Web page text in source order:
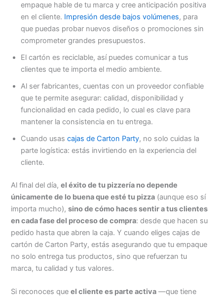
empaque hable de tu marca y cree anticipación positiva
en el cliente. Impresión desde bajos volúmenes, para
que puedas probar nuevos diseños o promociones sin
comprometer grandes presupuestos.
El cartón es reciclable, así puedes comunicar a tus
clientes que te importa el medio ambiente.
Al ser fabricantes, cuentas con un proveedor confiable
que te permite asegurar: calidad, disponibilidad y
funcionalidad en cada pedido, lo cual es clave para
mantener la consistencia en tu entrega.
Cuando usascajas de Carton Party, no solo cuidas la
parte logística: estás invirtiendo en la experiencia del
cliente.
Al final del día,el éxito de tu pizzería no depende
únicamente de lo buena que esté tu pizza (aunque eso sí
importa mucho),sino de cómo haces sentir a tus clientes
en cada fase del proceso de compra: desde que hacen su
pedido hasta que abren la caja. Y cuando eliges cajas de
cartón de Carton Party, estás asegurando que tu empaque
no solo entrega tus productos, sino que refuerzan tu
marca, tu calidad y tus valores.
Si reconoces queel cliente es parte activa —que tiene